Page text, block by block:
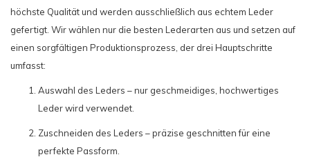
höchste Qualität und werden ausschließlich aus echtem Leder
gefertigt. Wir wählen nur die besten Lederarten aus und setzen auf
einen sorgfältigen Produktionsprozess, der drei Hauptschritte
umfasst:
Auswahl des Leders – nur geschmeidiges, hochwertiges
Leder wird verwendet.
Zuschneiden des Leders – präzise geschnitten für eine
perfekte Passform.